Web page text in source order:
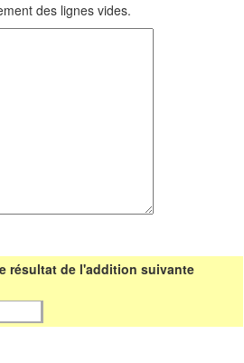
des lignes vides.
résultat de l'addition suivante